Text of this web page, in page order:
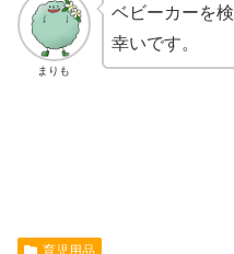
まりも
ベビーカーを
幸いです。